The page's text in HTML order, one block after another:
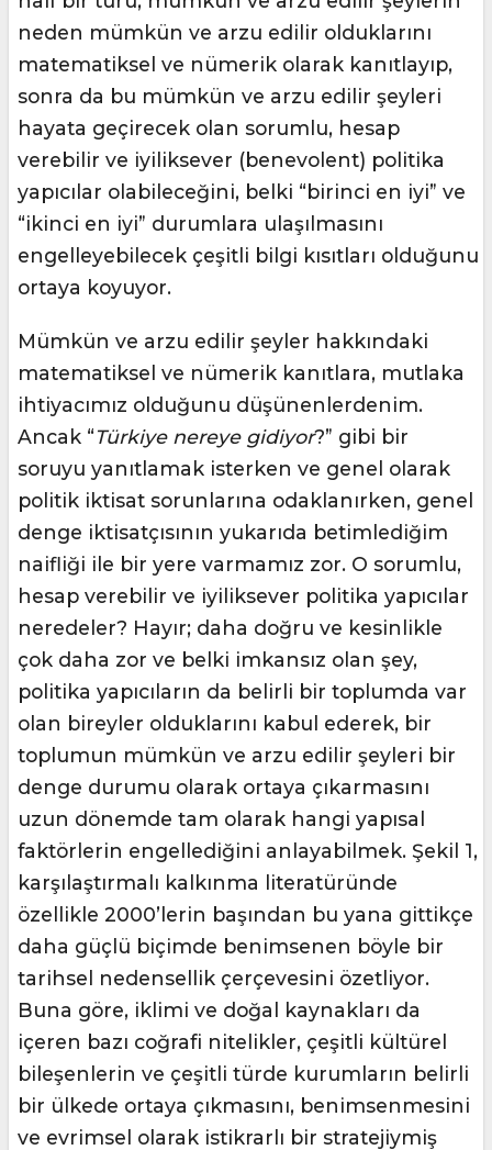
neden mümkün ve arzu edilir olduklarını
matematiksel ve nümerik olarak kanıtlayıp,
sonra da bu mümkün ve arzu edilir şeyleri
hayata geçirecek olan sorumlu, hesap
verebilir ve iyiliksever (benevolent) politika
yapıcılar olabileceğini, belki “birinci en iyi” ve
“ikinci en iyi” durumlara ulaşılmasını
engelleyebilecek çeşitli bilgi kısıtları olduğunu
ortaya koyuyor.
Mümkün ve arzu edilir şeyler hakkındaki
matematiksel ve nümerik kanıtlara, mutlaka
ihtiyacımız olduğunu düşünenlerdenim.
Ancak “Türkiye nereye gidiyor?” gibi bir
soruyu yanıtlamak isterken ve genel olarak
politik iktisat sorunlarına odaklanırken, genel
denge iktisatçısının yukarıda betimlediğim
naifliği ile bir yere varmamız zor. O sorumlu,
hesap verebilir ve iyiliksever politika yapıcılar
neredeler? Hayır; daha doğru ve kesinlikle
çok daha zor ve belki imkansız olan şey,
politika yapıcıların da belirli bir toplumda var
olan bireyler olduklarını kabul ederek, bir
toplumun mümkün ve arzu edilir şeyleri bir
denge durumu olarak ortaya çıkarmasını
uzun dönemde tam olarak hangi yapısal
faktörlerin engellediğini anlayabilmek. Şekil 1,
karşılaştırmalı kalkınma literatüründe
özellikle 2000’lerin başından bu yana gittikçe
daha güçlü biçimde benimsenen böyle bir
tarihsel nedensellik çerçevesini özetliyor.
Buna göre, iklimi ve doğal kaynakları da
içeren bazı coğrafi nitelikler, çeşitli kültürel
bileşenlerin ve çeşitli türde kurumların belirli
bir ülkede ortaya çıkmasını, benimsenmesini
ve evrimsel olarak istikrarlı bir stratejiymiş